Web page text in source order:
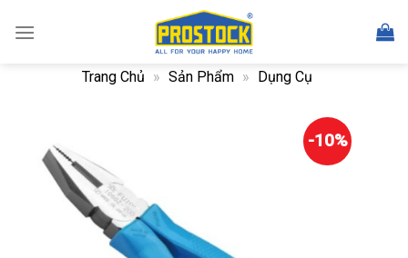
Trang Chủ » Sản Phẩm » Dụng Cụ
-10%